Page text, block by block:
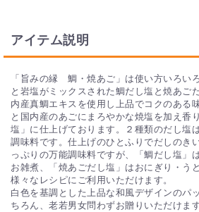
アイテム説明
「旨みの縁 鯛・焼あご」は使い方いろい
と岩塩がミックスされた鯛だし塩と焼あご
内産真鯛エキスを使用し上品でコクのある
と国内産のあごにまろやかな焼塩を加え香
塩」に仕上げております。２種類のだし塩
調味料です。仕上げのひとふりでだしのき
っぷりの万能調味料ですが、「鯛だし塩」
お雑煮、「焼あごだし塩」はおにぎり・う
様々なレシピにご利用いただけます。
白色を基調とした上品な和風デザインのパ
ちろん、老若男女問わずお贈りいただけます